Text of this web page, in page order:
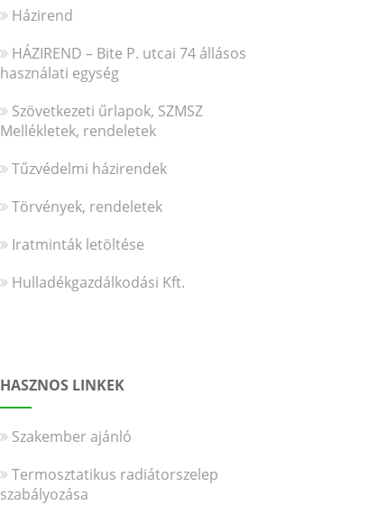
Házirend
HÁZIREND – Bite P. utcai 74 állásos
használati egység
Szövetkezeti űrlapok, SZMSZ
Mellékletek, rendeletek
Tűzvédelmi házirendek
Törvények, rendeletek
Iratminták letöltése
Hulladékgazdálkodási Kft.
HASZNOS LINKEK
Szakember ajánló
Termosztatikus radiátorszelep
szabályozása